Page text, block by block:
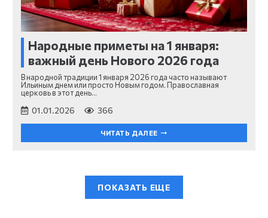
Народные приметы на 1 января:
важный день Нового 2026 года
В народной традиции 1 января 2026 года часто называют
Ильиным днем или просто Новым годом. Православная
церковь в этот день…
01.01.2026 366
ЧИТАТЬ ДАЛЕЕ
ПОКАЗАТЬ ЕЩЕ